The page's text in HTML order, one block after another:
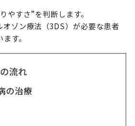
やすさ”を判断します。
オゾン療法（3DS）が必要な患者
す。